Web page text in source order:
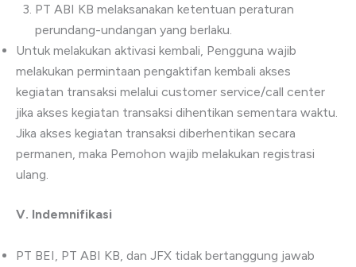
PT ABI KB melaksanakan ketentuan peraturan
perundang-undangan yang berlaku.
Untuk melakukan aktivasi kembali, Pengguna wajib
melakukan permintaan pengaktifan kembali akses
kegiatan transaksi melalui customer service/call center
jika akses kegiatan transaksi dihentikan sementara waktu.
Jika akses kegiatan transaksi diberhentikan secara
permanen, maka Pemohon wajib melakukan registrasi
ulang.
V. Indemnifikasi
PT BEI, PT ABI KB, dan JFX tidak bertanggung jawab